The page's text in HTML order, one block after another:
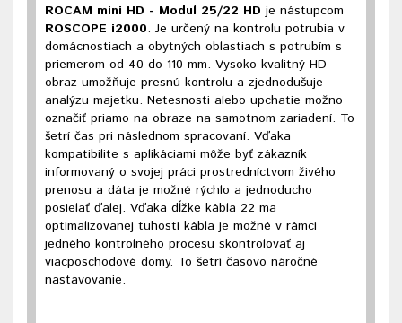
ROCAM mini HD - Modul 25/22 HD je nástupcom
ROSCOPE i2000. Je určený na kontrolu potrubia v
domácnostiach a obytných oblastiach s potrubím s
priemerom od 40 do 110 mm. Vysoko kvalitný HD
obraz umožňuje presnú kontrolu a zjednodušuje
analýzu majetku. Netesnosti alebo upchatie možno
označiť priamo na obraze na samotnom zariadení. To
šetrí čas pri následnom spracovaní. Vďaka
kompatibilite s aplikáciami môže byť zákazník
informovaný o svojej práci prostredníctvom živého
prenosu a dáta je možné rýchlo a jednoducho
posielať ďalej. Vďaka dĺžke kábla 22 ma
optimalizovanej tuhosti kábla je možné v rámci
jedného kontrolného procesu skontrolovať aj
viacposchodové domy. To šetrí časovo náročné
nastavovanie.